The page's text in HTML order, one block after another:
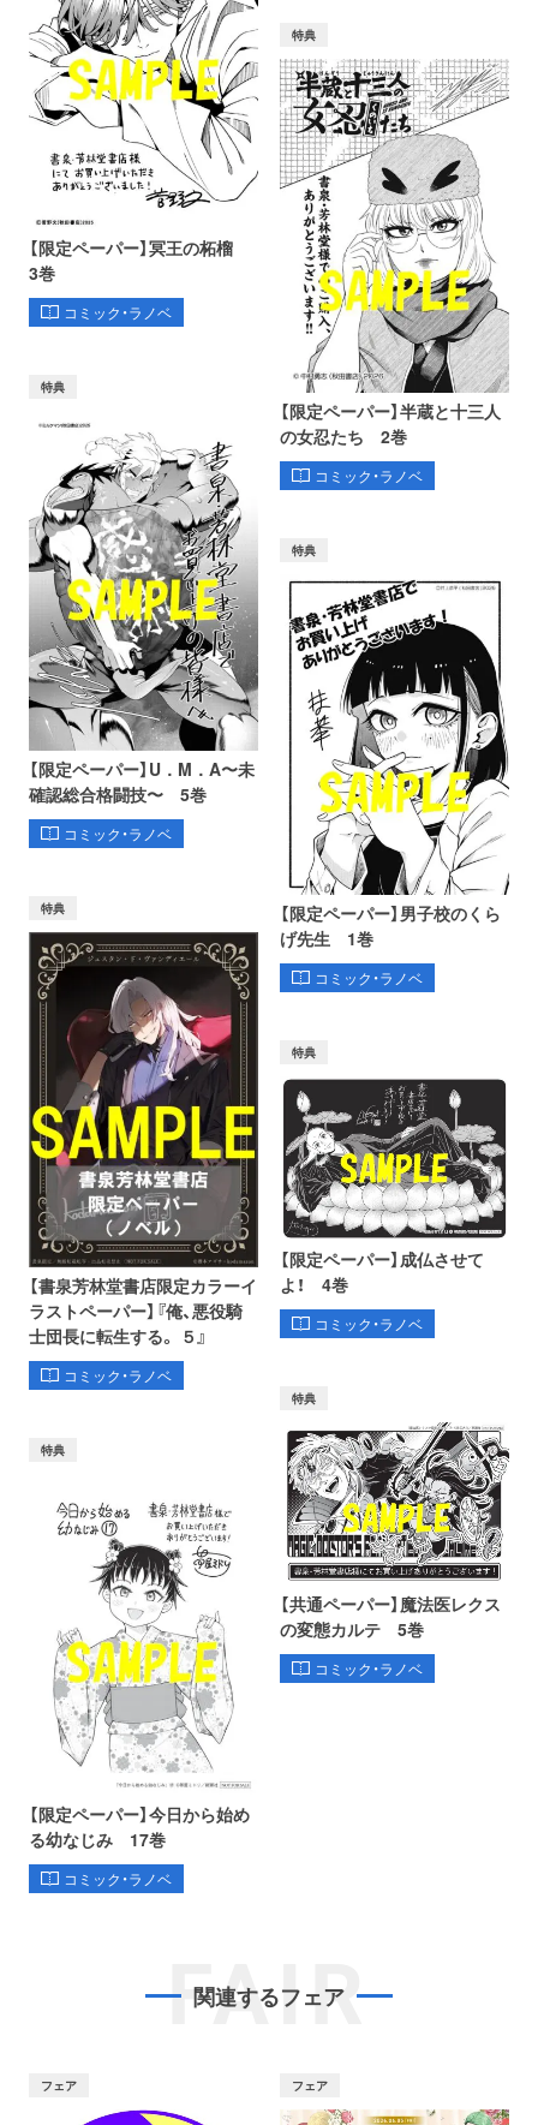
【限定ペーパー】冥王の柘榴
3巻
コミック・ラノベ
特典
【限定ペーパー】半蔵と十三人
の女忍たち 2巻
コミック・ラノベ
特典
【限定ペーパー】U．M．A〜未
確認総合格闘技〜 5巻
コミック・ラノベ
特典
【限定ペーパー】男子校のくら
げ先生 1巻
コミック・ラノベ
特典
【書泉芳林堂書店限定カラーイ
ラストペーパー】『俺、悪役騎
士団長に転生する。 ５』
コミック・ラノベ
特典
【限定ペーパー】成仏させて
よ！ 4巻
コミック・ラノベ
特典
【限定ペーパー】今日から始め
る幼なじみ 17巻
コミック・ラノベ
特典
【共通ペーパー】魔法医レクス
の変態カルテ 5巻
コミック・ラノベ
FAIR
関連するフェア
フェア フェア